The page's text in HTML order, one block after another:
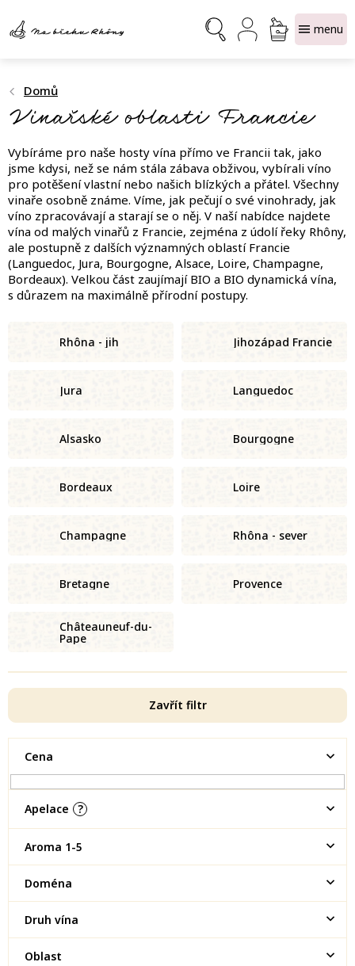
obsah
NÁKUPNÍ
KOŠÍK
Domů
Vinařské oblasti Francie
Vybíráme pro naše hosty vína přímo ve Francii tak, jako
jsme kdysi, než se nám stála zábava obživou, vybírali víno
pro potěšení vlastní nebo našich blízkých a přátel. Všechny
vinaře osobně známe. Víme, jak pečují o své vinohrady, jak
víno zpracovávají a starají se o něj. V naší nabídce najdete
vína od malých vinařů z Francie, zejména z údolí řeky Rhôny,
ale postupně z dalších významných oblastí Francie
(Languedoc, Jura, Bourgogne, Alsace, Loire, Champagne,
Bordeaux). Velkou část zaujímají BIO a BIO dynamická vína,
s důrazem na maximálně přírodní postupy.
Rhôna - jih Jihozápad Francie
Jura Languedoc
Alsasko Bourgogne
Bordeaux Loire
Champagne Rhôna - sever
Bretagne Provence
Châteauneuf-du-
Pape
Zavřít filtr
Cena
Apelace ?
Aroma 1-5
Doména
Druh vína
Oblast